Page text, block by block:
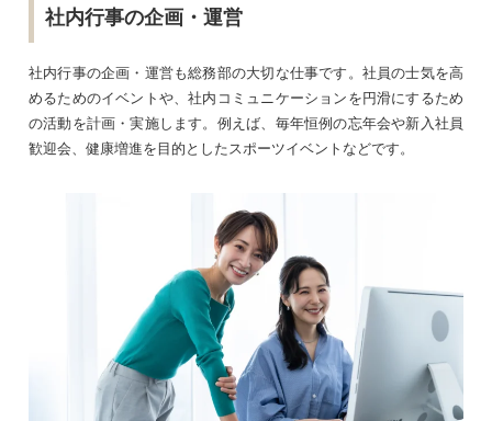
社内行事の企画・運営
社内行事の企画・運営も総務部の大切な仕事です。社員の士気を高
めるためのイベントや、社内コミュニケーションを円滑にするため
の活動を計画・実施します。例えば、毎年恒例の忘年会や新入社員
歓迎会、健康増進を目的としたスポーツイベントなどです。